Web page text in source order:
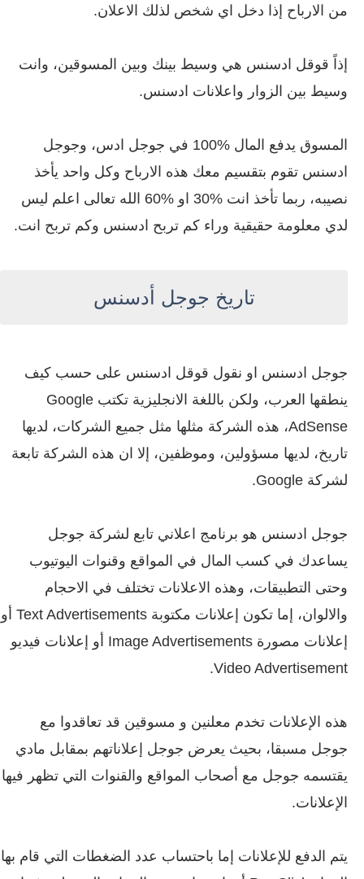
من الارباح إذا دخل اي شخص لذلك الاعلان.
إذاً قوقل ادسنس هي وسيط بينك وبين المسوقين، وانت
وسيط بين الزوار واعلانات ادسنس.
المسوق يدفع المال %
100 في جوجل ادس، وجوجل
ادسنس تقوم بتقسيم معك هذه الارباح وكل واحد يأخذ
نصيبه، ربما تأخذ انت %30 او %
60 الله تعالى اعلم ليس
لدي معلومة حقيقية وراء كم تربح ادسنس وكم تربح انت.
تاريخ جوجل أدسنس
جوجل ادسنس او نقول قوقل ادسنس على حسب كيف
ينطقها العرب، ولكن باللغة الانجليزية تكتب Google
AdSense، هذه الشركة مثلها مثل جميع الشركات، لديها
تاريخ، لديها مسؤولين، وموظفين، إلا ان هذه الشركة تابعة
لشركة Google.
جوجل ادسنس هو برنامج اعلاني تابع لشركة جوجل
يساعدك في كسب المال في المواقع وقنوات اليوتيوب
وحتى التطبيقات، وهذه الاعلانات تختلف في الاحجام
والالوان، إما تكون إعلانات مكتوبة Text Advertisements أو
إعلانات مصورة Image Advertisements أو إعلانات فيديو
Video Advertisement.
هذه الإعلانات تخدم معلنين و مسوقين قد تعاقدوا مع
جوجل مسبقا، بحيث يعرض جوجل إعلاناتهم بمقابل مادي
يقتسمه جوجل مع أصحاب المواقع والقنوات التي تظهر فيها
الإعلانات.
يتم الدفع للإعلانات إما باحتساب عدد الضغطات التي قام بها